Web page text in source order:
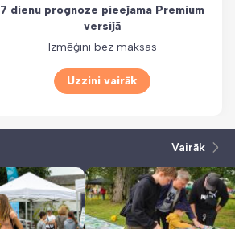
7 dienu prognoze pieejama Premium
versijā
Izmēģini bez maksas
Uzzini vairāk
Vairāk